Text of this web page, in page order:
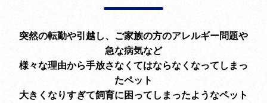
突然の転勤や引越し、ご家族の方のアレルギー問題や
急な病気など
様々な理由から手放さなくてはならなくなってしまっ
たペット
大きくなりすぎて飼育に困ってしまったようなペット